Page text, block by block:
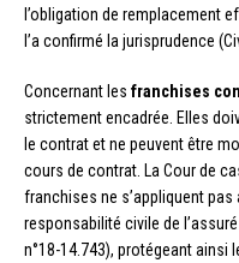
l’obligation de remplacement
l’a confirmé la jurisprudence
Concernant les franchises
strictement encadrée. Elles
le contrat et ne peuvent être
cours de contrat. La Cour de
franchises ne s’appliquent
responsabilité civile de
n°18-14.743), protégeant ainsi